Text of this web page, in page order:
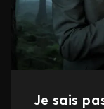
Je sais